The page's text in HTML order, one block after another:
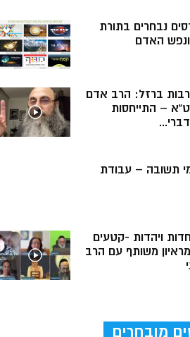
נבחרים בתורת
האדם
ברזל: הרב אדם
– התייחסות
תשובה – עבודת
ויהדות -קטעים
משותף עם הרב
מובחרים